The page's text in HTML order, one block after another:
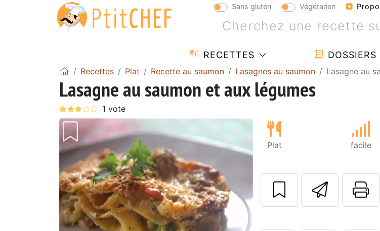
Sans gluten Végétarien
RECETTES DOSSIERS
Recettes Plat Recette au saumon Lasagnes au saumon Lasagne au
Lasagne au saumon et aux légumes
Plat facile